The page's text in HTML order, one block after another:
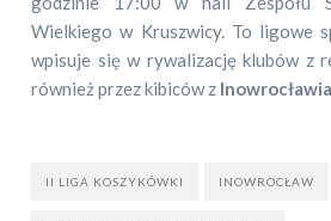
Wielkiego w Kruszwicy. To ligowe
wpisuje się w rywalizację klubów z
również przez kibiców z
II LIGA KOSZYKÓWKI INOWROCŁAW